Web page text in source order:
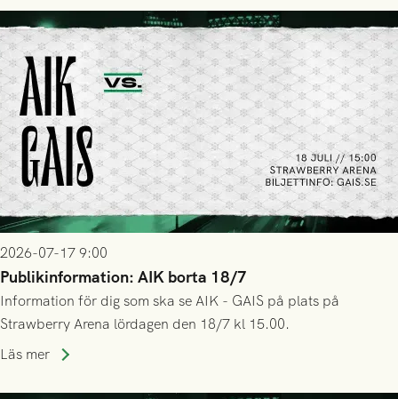
2026-07-17 9:00
Publikinformation: AIK borta 18/7
Information för dig som ska se AIK - GAIS på plats på
Strawberry Arena lördagen den 18/7 kl 15.00.
Läs mer